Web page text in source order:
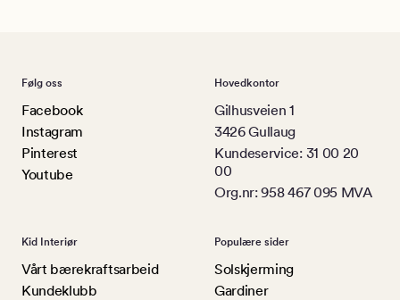
Følg oss
Facebook
Instagram
Pinterest
Youtube
Hovedkontor
Gilhusveien 1
3426 Gullaug
Kundeservice: 31 00 20
00
Org.nr: 958 467 095 MVA
Kid Interiør
Vårt bærekraftsarbeid
Kundeklubb
Populære sider
Solskjerming
Gardiner